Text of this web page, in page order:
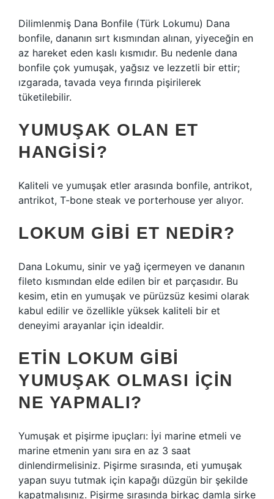
Dilimlenmiş Dana Bonfile (Türk Lokumu) Dana
bonfile, dananın sırt kısmından alınan, yiyeceğin en
az hareket eden kaslı kısmıdır. Bu nedenle dana
bonfile çok yumuşak, yağsız ve lezzetli bir ettir;
ızgarada, tavada veya fırında pişirilerek
tüketilebilir.
YUMUŞAK OLAN ET
HANGISI?
Kaliteli ve yumuşak etler arasında bonfile, antrikot,
antrikot, T-bone steak ve porterhouse yer alıyor.
LOKUM GIBI ET NEDIR?
Dana Lokumu, sinir ve yağ içermeyen ve dananın
fileto kısmından elde edilen bir et parçasıdır. Bu
kesim, etin en yumuşak ve pürüzsüz kesimi olarak
kabul edilir ve özellikle yüksek kaliteli bir et
deneyimi arayanlar için idealdir.
ETIN LOKUM GIBI
YUMUŞAK OLMASI IÇIN
NE YAPMALI?
Yumuşak et pişirme ipuçları: İyi marine etmeli ve
marine etmenin yanı sıra en az 3 saat
dinlendirmelisiniz. Pişirme sırasında, eti yumuşak
yapan suyu tutmak için kapağı düzgün bir şekilde
kapatmalısınız. Pişirme sırasında birkaç damla sirke